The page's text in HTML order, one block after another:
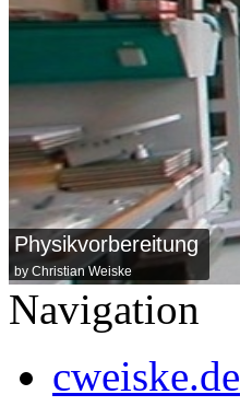
Physikvorbereitung
by Christian Weiske
Navigation
cweiske.de